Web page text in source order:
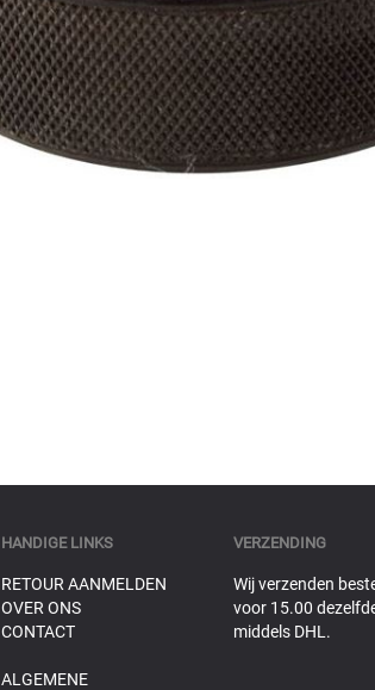
HANDIGE LINKS
RETOUR AANMELDEN
OVER ONS
CONTACT
ALGEMENE
VERZENDING
Wij verzenden
voor 15.00
middels DHL.